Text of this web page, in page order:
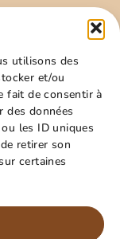
utilisons des
et/ou
fait de consentir à
des données
les ID uniques
retirer son
certaines
40x60cm